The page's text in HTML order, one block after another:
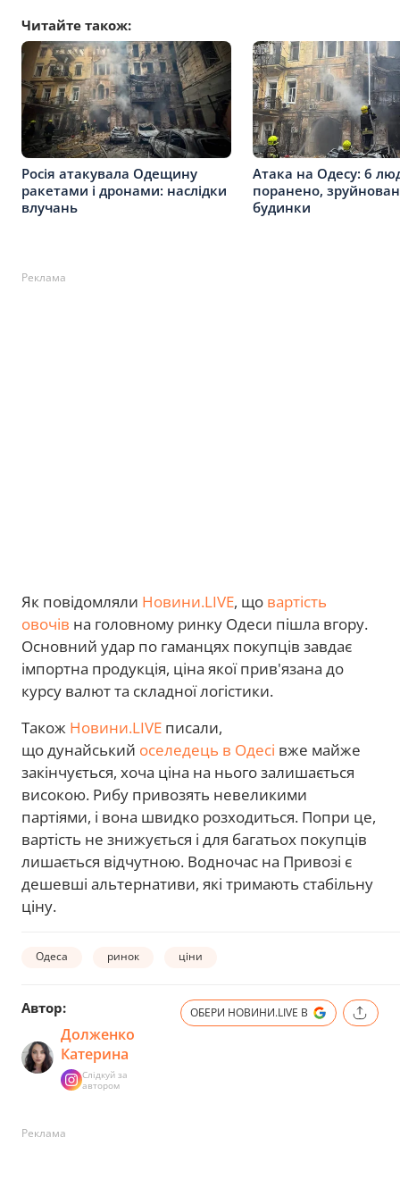
Читайте також:
Росія атакувала Одещину
ракетами і дронами: наслідки
влучань
Атака на Одесу: 6
поранено,
будинки
Реклама
Як повідомляли Новини.LIVE, що вартість
овочів на головному ринку Одеси пішла вгору.
Основний удар по гаманцях покупців завдає
імпортна продукція, ціна якої прив'язана до
курсу валют та складної логістики.
Також Новини.LIVE писали,
що дунайський оселедець в Одесі вже майже
закінчується, хоча ціна на нього залишається
високою. Рибу привозять невеликими
партіями, і вона швидко розходиться. Попри це,
вартість не знижується і для багатьох покупців
лишається відчутною. Водночас на Привозі є
дешевші альтернативи, які тримають стабільну
ціну.
Одеса ринок ціни
Автор:
Долженко
Катерина
Слідкуй за
автором
ОБЕРИ НОВИНИ.LIVE В
Реклама